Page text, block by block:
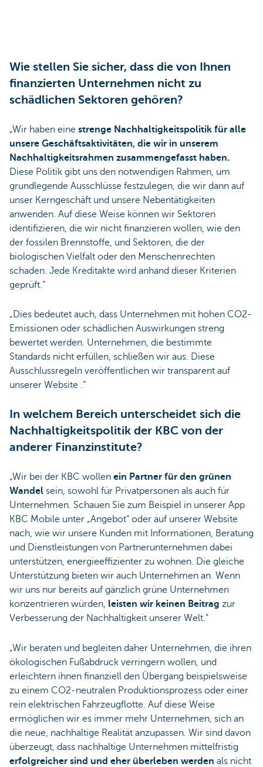
Wie stellen Sie sicher, dass die von Ihnen
finanzierten Unternehmen nicht zu
schädlichen Sektoren gehören?
„Wir haben eine strenge Nachhaltigkeitspolitik für alle
unsere Geschäftsaktivitäten, die wir in unserem
Nachhaltigkeitsrahmen zusammengefasst haben.
Diese Politik gibt uns den notwendigen Rahmen, um
grundlegende Ausschlüsse festzulegen, die wir dann auf
unser Kerngeschäft und unsere Nebentätigkeiten
anwenden. Auf diese Weise können wir Sektoren
identifizieren, die wir nicht finanzieren wollen, wie den
der fossilen Brennstoffe, und Sektoren, die der
biologischen Vielfalt oder den Menschenrechten
schaden. Jede Kreditakte wird anhand dieser Kriterien
geprüft.“
„Dies bedeutet auch, dass Unternehmen mit hohen CO2-
Emissionen oder schädlichen Auswirkungen streng
bewertet werden. Unternehmen, die bestimmte
Standards nicht erfüllen, schließen wir aus. Diese
Ausschlussregeln veröffentlichen wir transparent auf
unserer Website .“
In welchem Bereich unterscheidet sich die
Nachhaltigkeitspolitik der KBC von der
anderer Finanzinstitute?
„Wir bei der KBC wollen ein Partner für den grünen
Wandel sein, sowohl für Privatpersonen als auch für
Unternehmen. Schauen Sie zum Beispiel in unserer App
KBC Mobile unter „Angebot“ oder auf unserer Website
nach, wie wir unsere Kunden mit Informationen, Beratung
und Dienstleistungen von Partnerunternehmen dabei
unterstützen, energieeffizienter zu wohnen. Die gleiche
Unterstützung bieten wir auch Unternehmen an. Wenn
wir uns nur bereits auf gänzlich grüne Unternehmen
konzentrieren würden, leisten wir keinen Beitrag zur
Verbesserung der Nachhaltigkeit unserer Welt.“
„Wir beraten und begleiten daher Unternehmen, die ihren
ökologischen Fußabdruck verringern wollen, und
erleichtern ihnen finanziell den Übergang beispielsweise
zu einem CO2-neutralen Produktionsprozess oder einer
rein elektrischen Fahrzeugflotte. Auf diese Weise
ermöglichen wir es immer mehr Unternehmen, sich an
die neue, nachhaltige Realität anzupassen. Wir sind davon
überzeugt, dass nachhaltige Unternehmen mittelfristig
erfolgreicher sind und eher überleben werden als nicht